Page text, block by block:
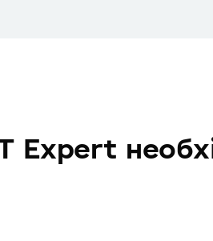
Expert